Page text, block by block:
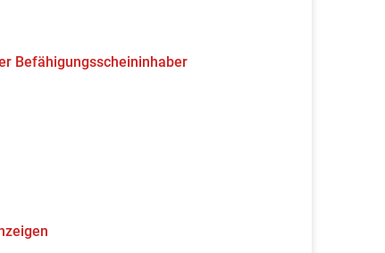
Befähigungsscheininhaber